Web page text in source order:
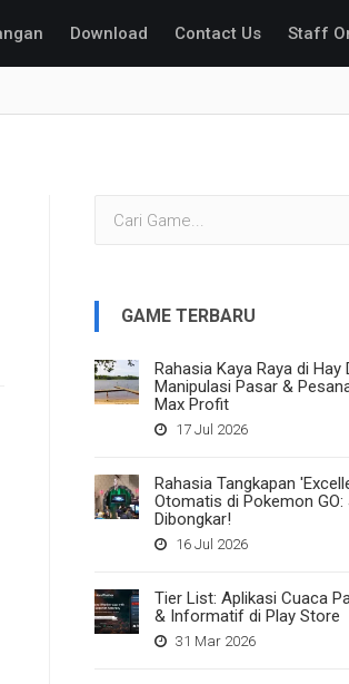
Download Contact Us Staff
GAME TERBARU
Rahasia Kaya Raya di Hay
Manipulasi Pasar &
Max Profit
17 Jul 2026
Rahasia Tangkapan
Otomatis di Pokemon GO:
Dibongkar!
16 Jul 2026
Tier List: Aplikasi Cuaca
& Informatif di Play Store
31 Mar 2026